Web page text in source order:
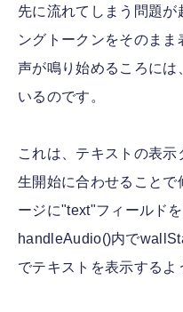
先に流れてしまう問題が
ングトークンをそのま
声が鳴り始めるころには
いるのです。
これは、テキストの表
生開始に合わせること
ージに"text"フィールド
handleAudio()内で
でテキストを表示するよ